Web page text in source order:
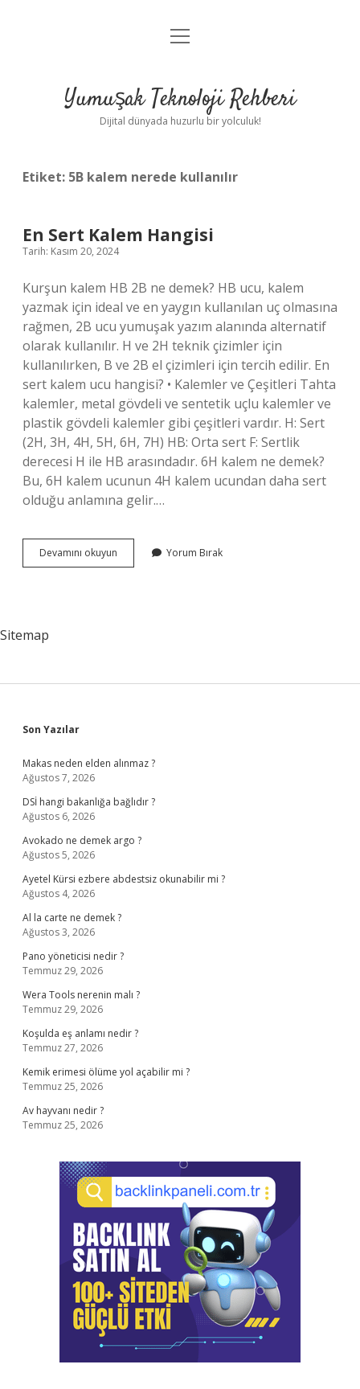
Anasayfa
Yasal Uyarı
menüyü
Yumuşak Teknoloji Rehberi
Dijital dünyada huzurlu bir yolculuk!
Etiket: 5B kalem nerede kullanılır
En Sert Kalem Hangisi
Tarih: Kasım 20, 2024
Kurşun kalem HB 2B ne demek? HB ucu, kalem
yazmak için ideal ve en yaygın kullanılan uç olmasına
rağmen, 2B ucu yumuşak yazım alanında alternatif
olarak kullanılır. H ve 2H teknik çizimler için
kullanılırken, B ve 2B el çizimleri için tercih edilir. En
sert kalem ucu hangisi? • Kalemler ve Çeşitleri Tahta
kalemler, metal gövdeli ve sentetik uçlu kalemler ve
plastik gövdeli kalemler gibi çeşitleri vardır. H: Sert
(2H, 3H, 4H, 5H, 6H, 7H) HB: Orta sert F: Sertlik
derecesi H ile HB arasındadır. 6H kalem ne demek?
Bu, 6H kalem ucunun 4H kalem ucundan daha sert
olduğu anlamına gelir.…
Devamını okuyun
Sert
Yorum Bırak
Sitemap
Sidebar
Son Yazılar
Makas neden elden alınmaz ?
Ağustos 7, 2026
DSİ hangi bakanlığa bağlıdır ?
Ağustos 6, 2026
Avokado ne demek argo ?
Ağustos 5, 2026
Ayetel Kürsi ezbere abdestsiz okunabilir mi ?
Ağustos 4, 2026
Al la carte ne demek ?
Ağustos 3, 2026
Pano yöneticisi nedir ?
Temmuz 29, 2026
Wera Tools nerenin malı ?
Temmuz 29, 2026
Koşulda eş anlamı nedir ?
Temmuz 27, 2026
Kemik erimesi ölüme yol açabilir mi ?
Temmuz 25, 2026
Av hayvanı nedir ?
Temmuz 25, 2026